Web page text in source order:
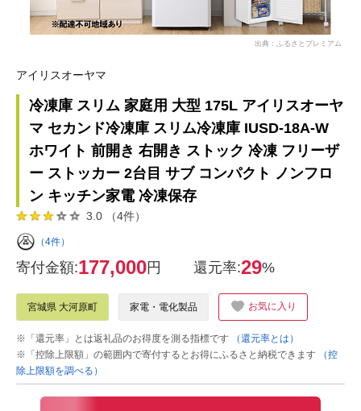
出典：ふるさとプレミアム
アイリスオーヤマ
冷凍庫 スリム 家庭用 大型 175L アイリスオーヤ
マ セカンド冷凍庫 スリム冷凍庫 IUSD-18A-W
ホワイト 前開き 右開き ストック 冷凍 フリーザ
ー ストッカー 2台目 サブ コンパクト ノンフロ
ン キッチン家電 冷凍保存
3.0 （4件）
（4件）
寄付金額:177,000円 還元率:29%
宮城県 大河原町 家電・電化製品 お気に入り
※「還元率」とは返礼品のお得度を測る指標です
（還元率とは）
※「控除上限額」の範囲内で寄付するとお得にふるさと納税できます
（控
除上限額を調べる）